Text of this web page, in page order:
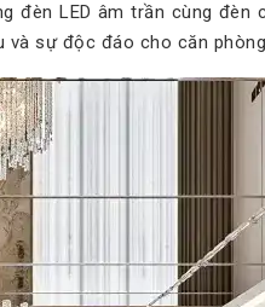
LED âm trần cùng đèn
và sự độc đáo cho căn